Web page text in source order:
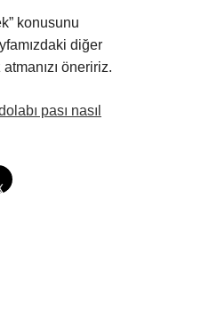
konusunu
diğer
öneririz.
pası nasıl